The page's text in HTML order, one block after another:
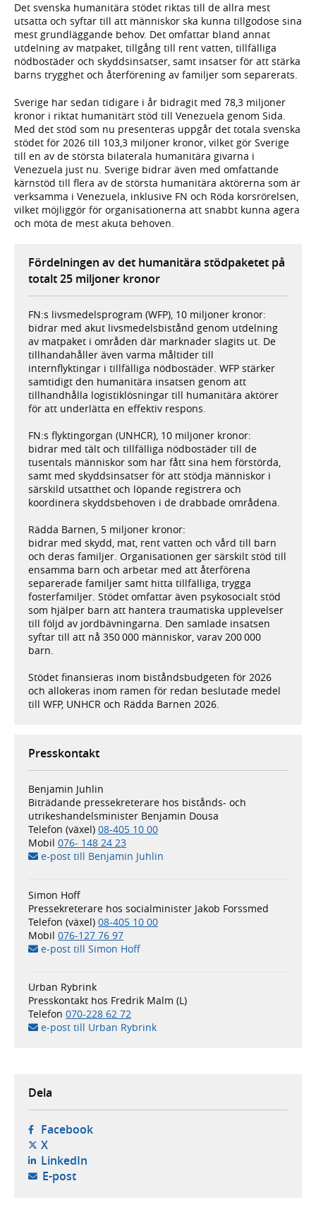
Det svenska humanitära stödet riktas till de allra mest
utsatta och syftar till att människor ska kunna tillgodose sina
mest grundläggande behov. Det omfattar bland annat
utdelning av matpaket, tillgång till rent vatten, tillfälliga
nödbostäder och skyddsinsatser, samt insatser för att stärka
barns trygghet och återförening av familjer som separerats.
Sverige har sedan tidigare i år bidragit med 78,3 miljoner
kronor i riktat humanitärt stöd till Venezuela genom Sida.
Med det stöd som nu presenteras uppgår det totala svenska
stödet för 2026 till 103,3 miljoner kronor, vilket gör Sverige
till en av de största bilaterala humanitära givarna i
Venezuela just nu. Sverige bidrar även med omfattande
kärnstöd till flera av de största humanitära aktörerna som är
verksamma i Venezuela, inklusive FN och Röda korsrörelsen,
vilket möjliggör för organisationerna att snabbt kunna agera
och möta de mest akuta behoven.
Fördelningen av det humanitära stödpaketet på
totalt 25 miljoner kronor
FN:s livsmedelsprogram (WFP), 10 miljoner kronor:
bidrar med akut livsmedelsbistånd genom utdelning
av matpaket i områden där marknader slagits ut. De
tillhandahåller även varma måltider till
internflyktingar i tillfälliga nödbostäder. WFP stärker
samtidigt den humanitära insatsen genom att
tillhandhålla logistiklösningar till humanitära aktörer
för att underlätta en effektiv respons.
FN:s flyktingorgan (UNHCR), 10 miljoner kronor:
bidrar med tält och tillfälliga nödbostäder till de
tusentals människor som har fått sina hem förstörda,
samt med skyddsinsatser för att stödja människor i
särskild utsatthet och löpande registrera och
koordinera skyddsbehoven i de drabbade områdena.
Rädda Barnen, 5 miljoner kronor:
bidrar med skydd, mat, rent vatten och vård till barn
och deras familjer. Organisationen ger särskilt stöd till
ensamma barn och arbetar med att återförena
separerade familjer samt hitta tillfälliga, trygga
fosterfamiljer. Stödet omfattar även psykosocialt stöd
som hjälper barn att hantera traumatiska upplevelser
till följd av jordbävningarna. Den samlade insatsen
syftar till att nå 350 000 människor, varav 200 000
barn.
Stödet finansieras inom biståndsbudgeten för 2026
och allokeras inom ramen för redan beslutade medel
till WFP, UNHCR och Rädda Barnen 2026.
Presskontakt
Benjamin Juhlin
Biträdande pressekreterare hos bistånds- och
utrikeshandelsminister Benjamin Dousa
Telefon (växel) 08-405 10 00
Mobil 076- 148 24 23
e-post till Benjamin Juhlin
Simon Hoff
Pressekreterare hos socialminister Jakob Forssmed
Telefon (växel) 08-405 10 00
Mobil 076-127 76 97
e-post till Simon Hoff
Urban Rybrink
Presskontakt hos Fredrik Malm (L)
Telefon 070-228 62 72
e-post till Urban Rybrink
Dela
Facebook- öppnas i ny flik, extern webbplats,
X- öppnas i ny flik, extern webbplats,
LinkedIn- öppnas i ny flik, extern webbplats,
E-post- öppnar din e-postklient,